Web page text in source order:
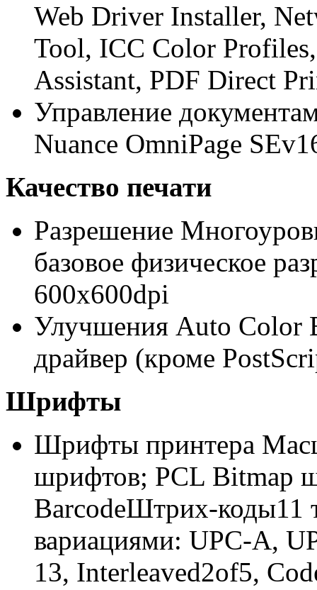
Web Driver Installer,
Tool, ICC Color
Assistant, PDF Direct
Управление
Nuance OmniPage
Качество печати
Разрешение
базовое физическое
600x600dpi
Улучшения Auto Color
драйвер (кроме
Шрифты
Шрифты принтера
шрифтов; PCL Bitmap
BarcodeШтрих-коды11
вариациями: UPC-A,
13, Interleaved2of5,